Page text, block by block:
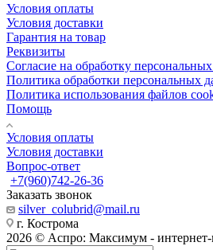
Условия оплаты
Условия доставки
Гарантия на товар
Реквизиты
Согласие на обработку
Политика обработки персональных
Политика использования файлов
Помощь
Условия оплаты
Условия доставки
Вопрос-ответ
+7(960)742-26-36
Заказать звонок
silver_colubrid@mail.ru
г. Кострома
2026 © Аспро: Максимум - интернет-